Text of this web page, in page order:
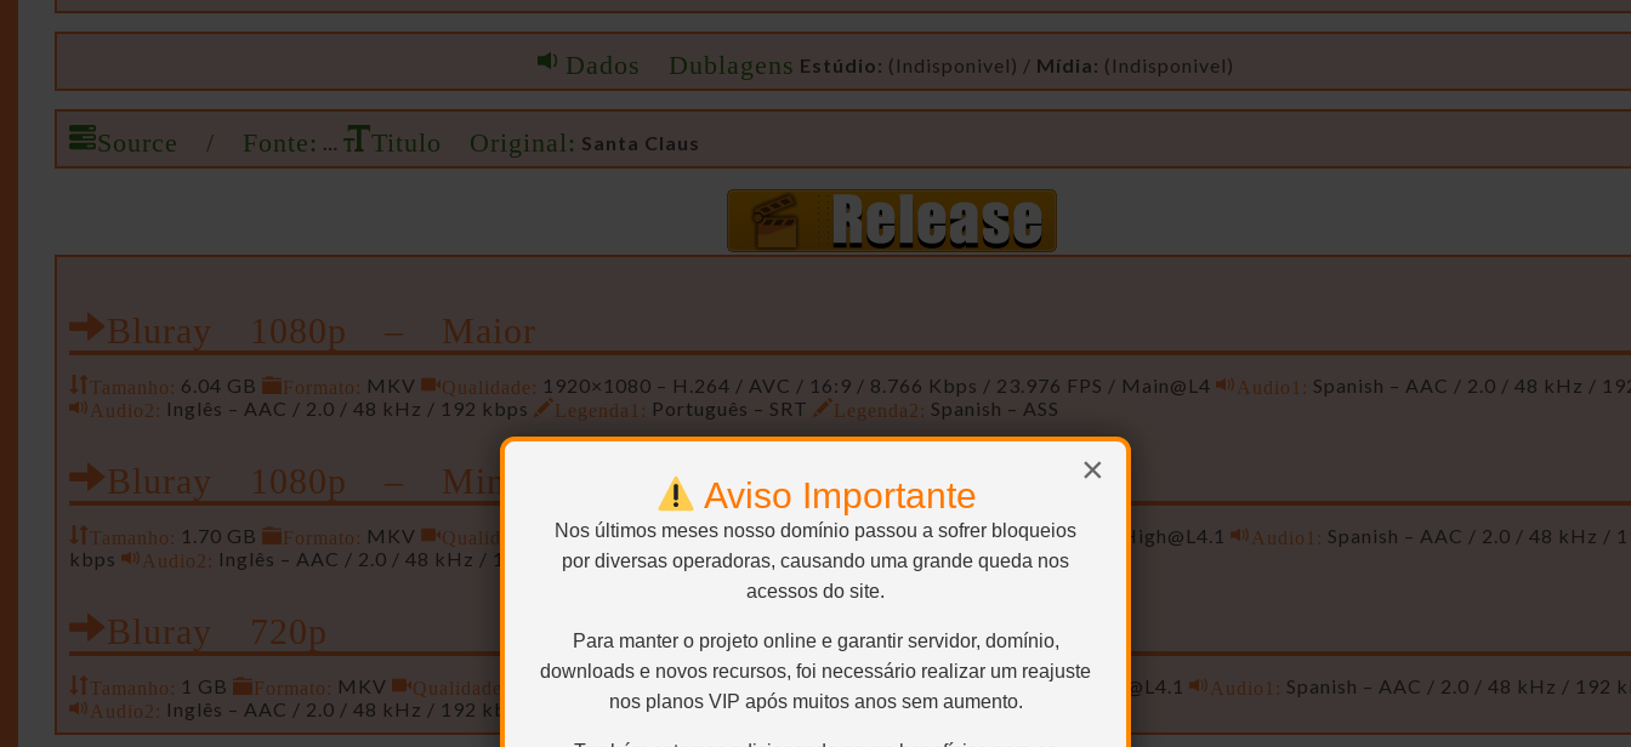
×
Aviso Importante
Nos últimos meses nosso domínio passou a sofrer bloqueios
por diversas operadoras, causando uma grande queda nos
acessos do site.
Para manter o projeto online e garantir servidor, domínio,
downloads e novos recursos, foi necessário realizar um reajuste
nos planos VIP após muitos anos sem aumento.
Dados Dublagens Estúdio: (Indisponivel) / Mídia: (Indisponivel)
Source / Fonte: Titulo Original: Santa Claus
Bluray 1080p – Maior
Tamanho: 6.04 GB Formato: MKV Qualidade: 1920×1080 – H.264 / AVC / 16:9 / 8.766 Kbps / 23.976 FPS / Main@L4 Audio1: Spanish – AAC / 2.0 / 48 kHz /
Audio2: Inglês – AAC / 2.0 / 48 kHz / 192 kbps Legenda1: Português – SRT Legenda2: Spanish – ASS
Bluray 1080p – Mini
Tamanho: 1.70 GB Formato: MKV Qualidade: 1920×1080 – H.264 / AVC / 16:9 / 2.200 Kbps / 23.976 FPS / High@L4.1 Audio1: Spanish – AAC / 2.0 / 48 kHz /
kbps
Audio2: Inglês – AAC / 2.0 / 48 kHz / 192 kbps Legenda1:Português – SRT Legenda2: Spanish – ASS
Bluray 720p
Tamanho: 1 GB Formato: MKV Qualidade: 1280×720 – H.264 / AVC / 16:9 / 1.100 Kbps / 23.976 FPS /High@L4.1 Audio1: Spanish – AAC / 2.0 / 48 kHz / 192
Audio2: Inglês – AAC / 2.0 / 48 kHz / 192 kbps Legenda1: Português – SRT Legenda2:Spanish – ASS